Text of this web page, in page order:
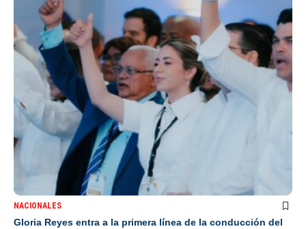
NACIONALES
Gloria Reyes entra a la primera línea de la conducción del